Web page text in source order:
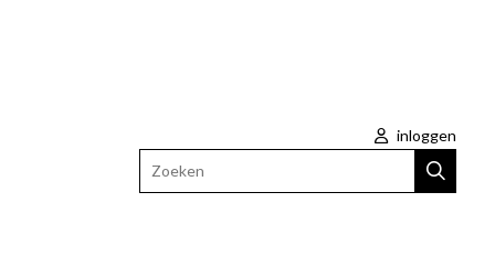
inloggen